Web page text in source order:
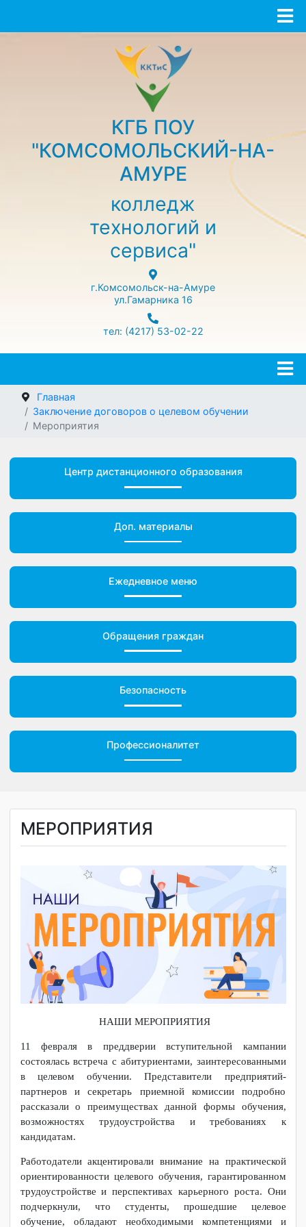
КГБ ПОУ
"КОМСОМОЛЬСКИЙ-НА-
АМУРЕ
колледж
технологий и
сервиса"
г.Комсомольск-на-Амуре
ул.Гамарника 16
Главная
Заключение договоров о целевом обучении
Центр дистанционного образования
Доп. материалы
Ежедневное меню
МЕРОПРИЯТИЯ
НАШИ МЕРОПРИЯТИЯ
11 февраля в преддверии вступительной кампании
состоялась встреча с абитуриентами, заинтересованными
в целевом обучении. Представители предприятий-
рассказали о преимуществах данной формы обучения,
возможностях трудоустройства и требованиях к
кандидатам.
Работодатели акцентировали внимание на практической